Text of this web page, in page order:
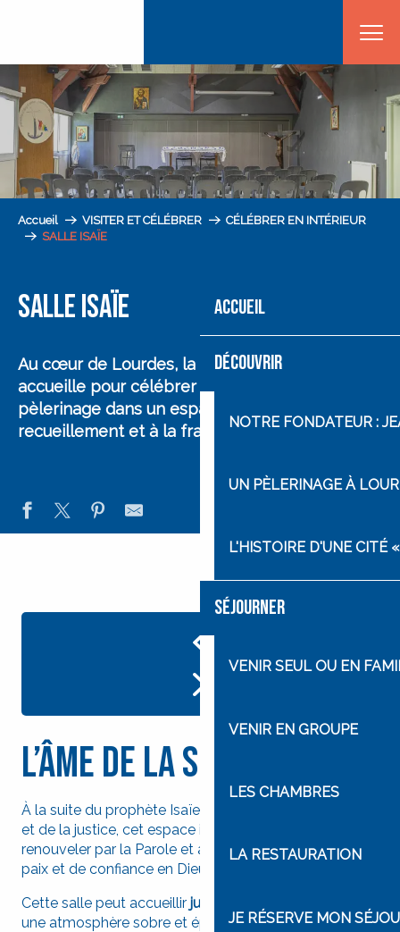
principal
ACCUEIL
DÉCOUVRIR
NOTRE FONDATEUR :
UN PÈLERINAGE À
L'HISTOIRE D'UNE CITÉ
SÉJOURNER
VENIR SEUL OU EN
VENIR EN GROUPE
LES CHAMBRES
LA RESTAURATION
JE RÉSERVE MON
Accueil VISITER ET CÉLÉBRER
CÉLÉBRER EN INTÉRIEUR
SALLE ISAÏE
SALLE ISAÏE
Au cœur de Lourdes, la Cité Saint-Pierre
accueille pourcélébrer pendant votre
pèlerinage dans un espace propice au
recueillement et à la fraternité.
L’âme de la simplicité
À la suite du prophète Isaïe, messager de l’espérance
et de la justice, cet espace invite chacun à se laisser
renouveler par la Parole et à marcher sur un chemin de
paix et de confiance en Dieu.
Cette salle peut accueillir jusqu’à 80 personnes
une atmosphère sobre et épurée, située au cœur de la